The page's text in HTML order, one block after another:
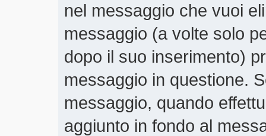
nel messaggio che vuoi
messaggio (a volte solo
dopo il suo inserimento)
messaggio in questione.
messaggio, quando
aggiunto in fondo al